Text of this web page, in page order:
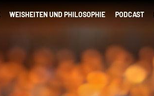
WEISHEITEN UND PHILOSOPHIE PODCAST